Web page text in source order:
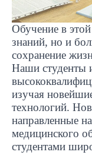
Обучение в
знаний, но и
сохранение
Наши студенты
изучая
технологий.
направленные
медицинского
студентами
UBS professori
qatoridan joy oldi!
Вышел новый
Xabarnomasi»!
Анализ
Преподаватели
Кыргызстане
Вперёд к победе,
НАЗНАЧЕНИЕ
UBS в средствах
UBS и
хокимията
Хотите вывести
Inson kapitaliga
O‘zbekiston